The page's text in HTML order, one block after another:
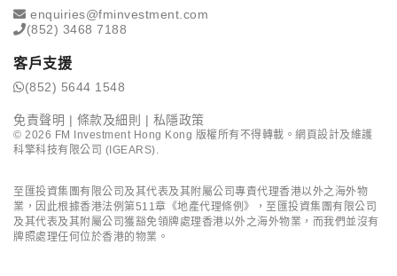
enquiries@fminvestment.com
(852) 3468 7188
客戶支援
(852) 5644 1548
免責聲明 | 條款及細則 | 私隱政策
© 2026 FM Investment Hong Kong 版權所有不得轉載。網頁設計及維護
科擎科技有限公司 (IGEARS).
至匯投資集團有限公司及其代表及其附屬公司專責代理香港以外之海外物
業，因此根據香港法例第511章《地產代理條例》，至匯投資集團有限公司
及其代表及其附屬公司獲豁免領牌處理香港以外之海外物業，而我們並沒有
牌照處理任何位於香港的物業。